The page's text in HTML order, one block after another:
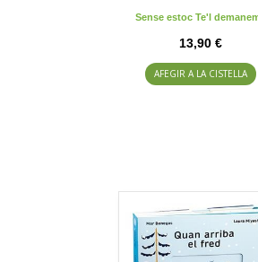
Sense estoc Te'l
13,90 €
AFEGIR A LA CISTELLA